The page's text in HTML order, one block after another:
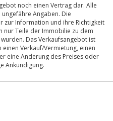
noch einen Vertrag dar. Alle
Angaben. Die
zur Information und ihre Richtigkeit
nur Teile der Immobilie zu dem
Das Verkaufsangebot ist
einen Verkauf/Vermietung, einen
eine Änderung des Preises oder
Ankündigung.